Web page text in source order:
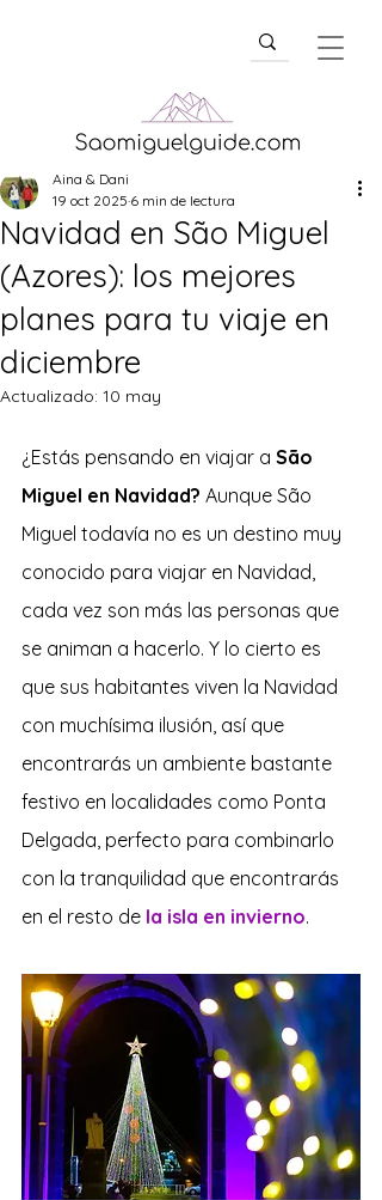
Navidad en São Miguel
(Azores): los mejores
planes para tu viaje en
diciembre
Aina & Dani
19 oct 2025 6 min de lectura
Actualizado: 10 may
¿Estás pensando en viajar a São
Miguel en Navidad? Aunque São
Miguel todavía no es un destino muy
conocido para viajar en Navidad,
cada vez son más las personas que
se animan a hacerlo. Y lo cierto es
que sus habitantes viven la Navidad
con muchísima ilusión, así que
encontrarás un ambiente bastante
festivo en localidades como Ponta
Delgada, perfecto para combinarlo
con la tranquilidad que encontrarás
en el resto de la isla en invierno.